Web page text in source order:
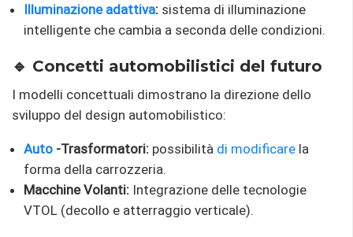
Illuminazione adattiva: sistema di illuminazione
intelligente che cambia a seconda delle condizioni.
🔹 Concetti automobilistici del futuro
I modelli concettuali dimostrano la direzione dello
sviluppo del design automobilistico:
Auto -Trasformatori: possibilità di modificare la
forma della carrozzeria.
Macchine Volanti: Integrazione delle tecnologie
VTOL (decollo e atterraggio verticale).